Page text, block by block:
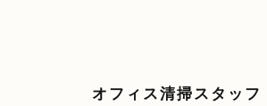
オフィス清掃スタッフ